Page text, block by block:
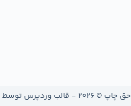
حق چاپ © 2026 - قالب وردپرس توسط